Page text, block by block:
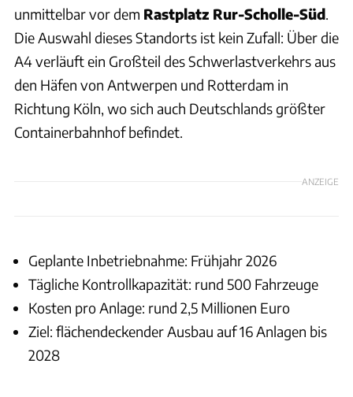
unmittelbar vor dem Rastplatz Rur-Scholle-Süd.
Die Auswahl dieses Standorts ist kein Zufall: Über die
A4 verläuft ein Großteil des Schwerlastverkehrs aus
den Häfen von Antwerpen und Rotterdam in
Richtung Köln, wo sich auch Deutschlands größter
Containerbahnhof befindet.
ANZEIGE
Geplante Inbetriebnahme: Frühjahr 2026
Tägliche Kontrollkapazität: rund 500 Fahrzeuge
Kosten pro Anlage: rund 2,5 Millionen Euro
Ziel: flächendeckender Ausbau auf 16 Anlagen bis
2028